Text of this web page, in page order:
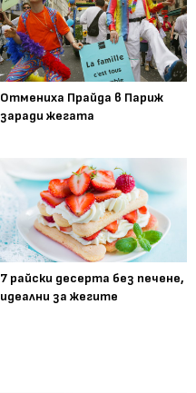
Отмениха Прайда в Париж
заради жегата
7 райски десерта без печене,
идеални за жегите